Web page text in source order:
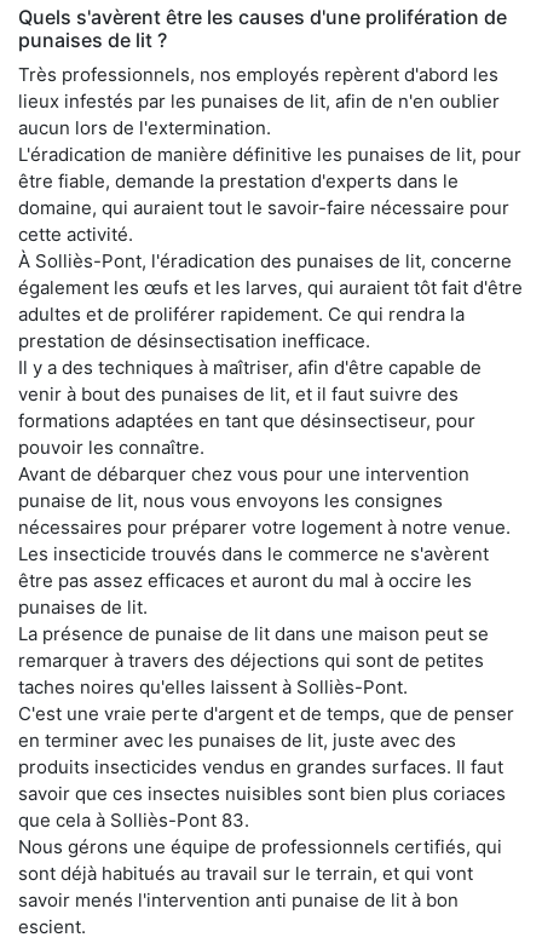
Quels s'avèrent être les causes d'une prolifération de
punaises de lit ?
Très professionnels, nos employés repèrent d'abord les
lieux infestés par les punaises de lit, afin de n'en oublier
aucun lors de l'extermination.
L'éradication de manière définitive les punaises de lit, pour
être fiable, demande la prestation d'experts dans le
domaine, qui auraient tout le savoir-faire nécessaire pour
cette activité.
À Solliès-Pont, l'éradication des punaises de lit, concerne
également les œufs et les larves, qui auraient tôt fait d'être
adultes et de proliférer rapidement. Ce qui rendra la
prestation de désinsectisation inefficace.
Il y a des techniques à maîtriser, afin d'être capable de
venir à bout des punaises de lit, et il faut suivre des
formations adaptées en tant que désinsectiseur, pour
pouvoir les connaître.
Avant de débarquer chez vous pour une intervention
punaise de lit, nous vous envoyons les consignes
nécessaires pour préparer votre logement à notre venue.
Les insecticide trouvés dans le commerce ne s'avèrent
être pas assez efficaces et auront du mal à occire les
punaises de lit.
La présence de punaise de lit dans une maison peut se
remarquer à travers des déjections qui sont de petites
taches noires qu'elles laissent à Solliès-Pont.
C'est une vraie perte d'argent et de temps, que de penser
en terminer avec les punaises de lit, juste avec des
produits insecticides vendus en grandes surfaces. Il faut
savoir que ces insectes nuisibles sont bien plus coriaces
que cela à Solliès-Pont 83.
Nous gérons une équipe de professionnels certifiés, qui
sont déjà habitués au travail sur le terrain, et qui vont
savoir menés l'intervention anti punaise de lit à bon
escient.